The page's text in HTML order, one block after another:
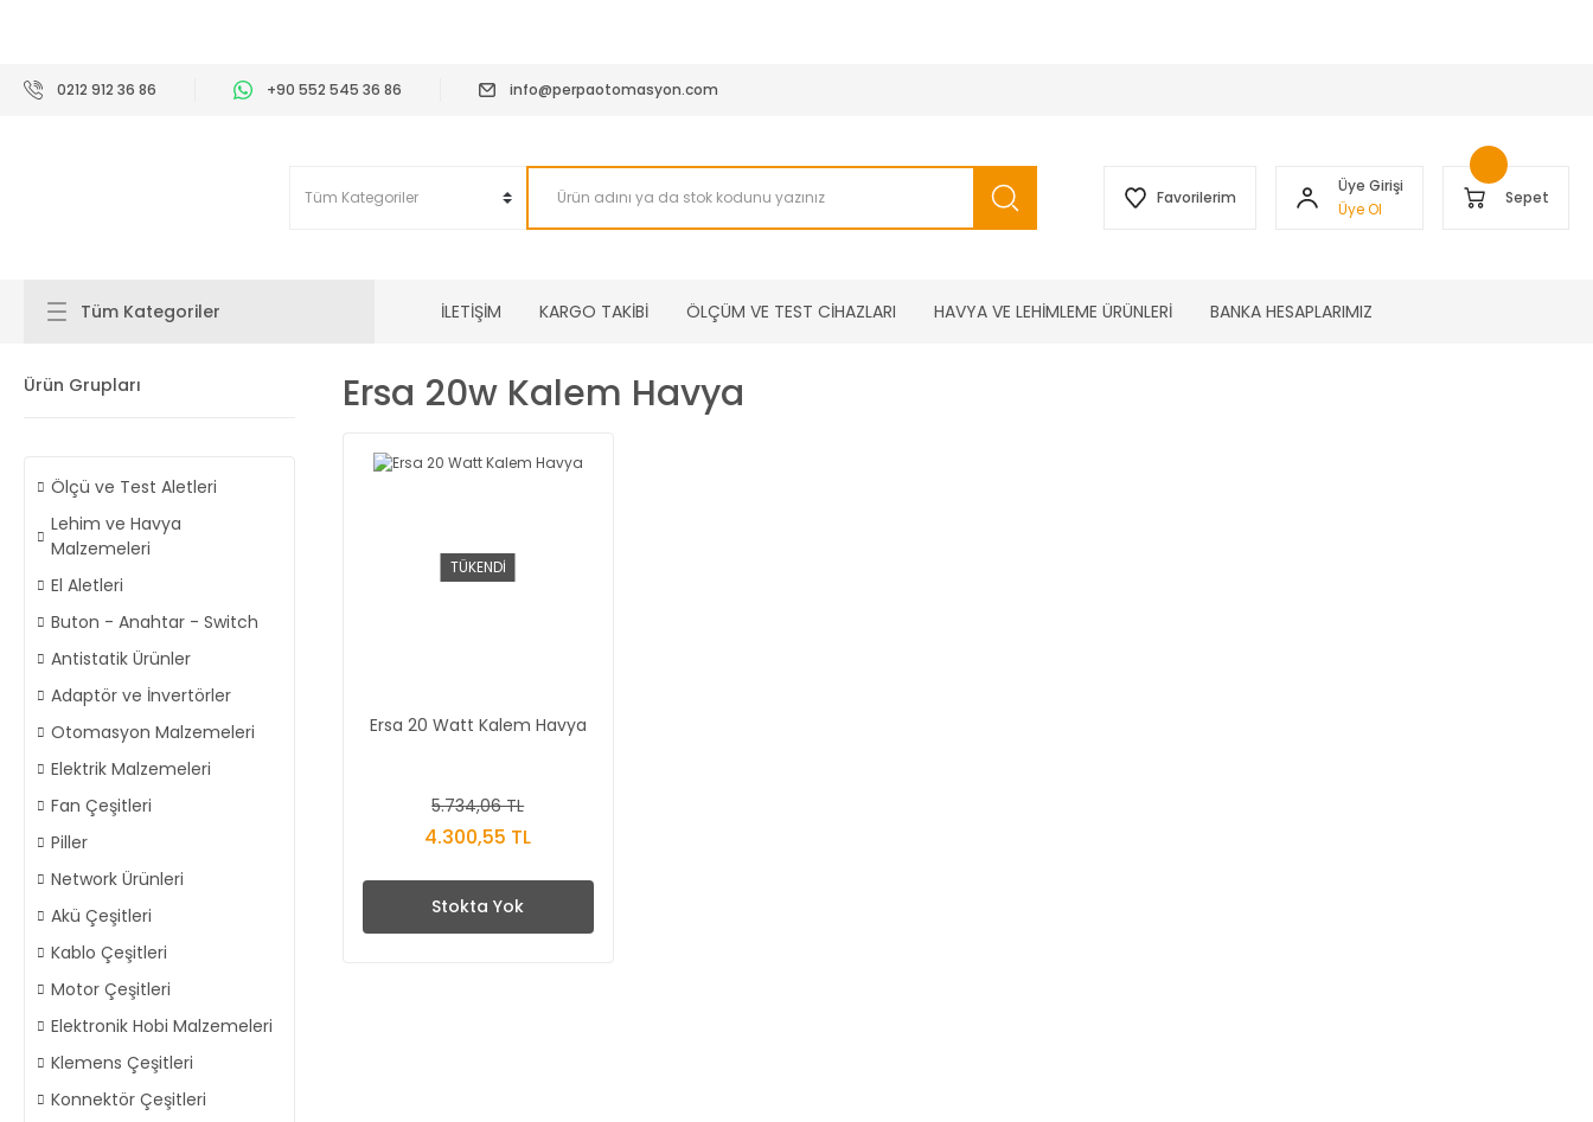
0212 912 36 86 +90 552 545 36 86 info@perpaotomasyon.com
Favorilerim
Üye Girişi
Üye Ol
Sepet
Tüm Kategoriler İLETİŞİM KARGO TAKİBİ ÖLÇÜM VE TEST CİHAZLARI HAVYA VE LEHİMLEME ÜRÜNLERİ BANKA HESAPLARIMIZ
Ürün Grupları
Ölçü ve Test Aletleri
Lehim ve Havya
Malzemeleri
El Aletleri
Buton - Anahtar - Switch
Antistatik Ürünler
Adaptör ve İnvertörler
Otomasyon Malzemeleri
Elektrik Malzemeleri
Fan Çeşitleri
Piller
Network Ürünleri
Akü Çeşitleri
Kablo Çeşitleri
Motor Çeşitleri
Elektronik Hobi Malzemeleri
Klemens Çeşitleri
Konnektör Çeşitleri
Ersa 20w Kalem Havya
TÜKENDİ
Ersa 20 Watt Kalem Havya
5.734,06 TL
4.300,55 TL
Stokta Yok